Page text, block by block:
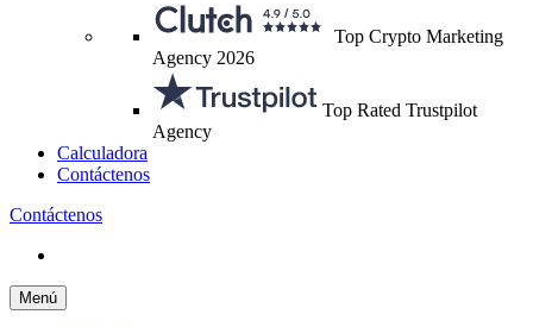
Top Crypto Marketing
Agency 2026
Top Rated Trustpilot
Agency
Calculadora
Contáctenos
Contáctenos
Menú